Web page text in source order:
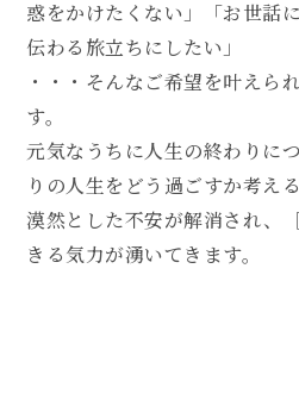
惑をかけたくない」「お世話
伝わる旅立ちにしたい」
・・・そんなご希望を叶えら
す。
元気なうちに人生の終わりに
りの人生をどう過ごすか考える
漠然とした不安が解消され、
きる気力が湧いてきます。